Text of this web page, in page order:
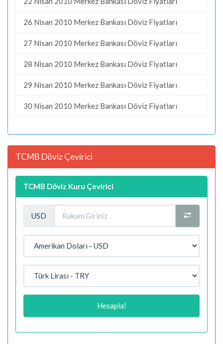
26 Nisan 2010 Merkez Bankası Döviz Fiyatları
27 Nisan 2010 Merkez Bankası Döviz Fiyatları
28 Nisan 2010 Merkez Bankası Döviz Fiyatları
29 Nisan 2010 Merkez Bankası Döviz Fiyatları
30 Nisan 2010 Merkez Bankası Döviz Fiyatları
TCMB Döviz Çevirici
TCMB Döviz Kuru Çevirici
USD
Hesapla!